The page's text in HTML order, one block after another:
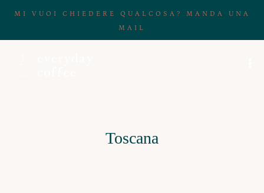
MI VUOI CHIEDERE QUALCOSA? MANDA UNA
MAIL
Toscana